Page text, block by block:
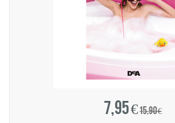
7,95 €15,90 €